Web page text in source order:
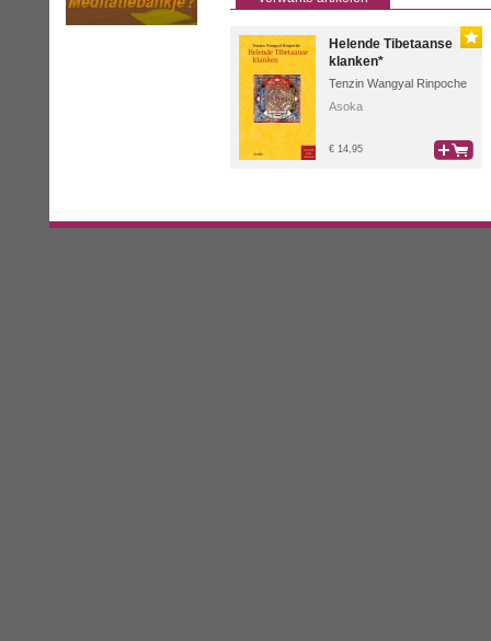
Helende Tibetaanse
klanken*
Tenzin Wangyal Rinpoche
Asoka
€ 14,95